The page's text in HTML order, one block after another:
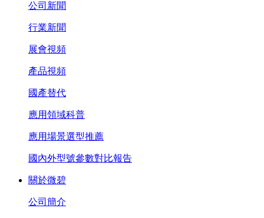
公司新聞
行業新聞
展會視頻
產品視頻
國產替代
應用領域科普
應用場景選型推薦
國內外型號參數對比報告
關於微碧
公司簡介